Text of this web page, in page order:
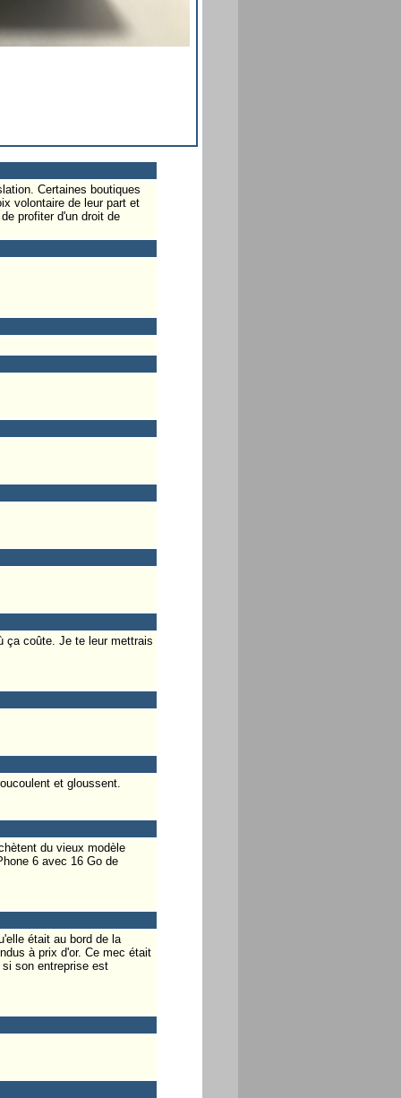
Certaines boutiques
volontaire de leur part et
profiter d'un droit de
ça coûte. Je te leur mettrais
et gloussent.
du vieux modèle
6 avec 16 Go de
était au bord de la
à prix d'or. Ce mec était
son entreprise est